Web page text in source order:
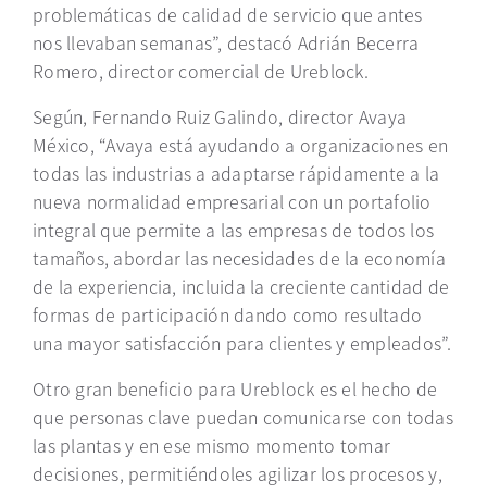
problemáticas de calidad de servicio que antes
nos llevaban semanas”, destacó Adrián Becerra
Romero, director comercial de Ureblock.
Según, Fernando Ruiz Galindo, director Avaya
México, “Avaya está ayudando a organizaciones en
todas las industrias a adaptarse rápidamente a la
nueva normalidad empresarial con un portafolio
integral que permite a las empresas de todos los
tamaños, abordar las necesidades de la economía
de la experiencia, incluida la creciente cantidad de
formas de participación dando como resultado
una mayor satisfacción para clientes y empleados”.
Otro gran beneficio para Ureblock es el hecho de
que personas clave puedan comunicarse con todas
las plantas y en ese mismo momento tomar
decisiones, permitiéndoles agilizar los procesos y,